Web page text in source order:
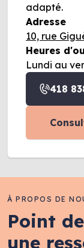
adapté.
Adresse
10, rue
Heures
Lundi au
418
À PROPOS DE
Point
une